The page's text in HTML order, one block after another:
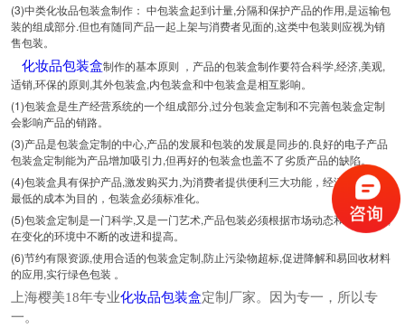
(3)中类化妆品包装盒制作： 中包装盒起到计量,分隔和保护产品的作用,是运输包
装的组成部分.但也有随同产品一起上架与消费者见面的,这类中包装则应视为销
售包装。
化妆品包装盒制作的基本原则 ，产品的包装盒制作要符合科学,经济,美观,
适销,环保的原则,其外包装盒,内包装盒和中包装盒是相互影响。
(1)包装盒是生产经营系统的一个组成部分,过分包装盒定制和不完善包装盒定制
会影响产品的销路。
(3)产品是包装盒定制的中心,产品的发展和包装的发展是同步的.良好的电子产品
包装盒定制能为产品增加吸引力,但再好的包装盒也盖不了劣质产品的缺陷。
(4)包装盒具有保护产品,激发购买力,为消费者提供便利三大功能，经济包装盒以
最低的成本为目的，包装盒必须标准化。
(5)包装盒定制是一门科学,又是一门艺术,产品包装必须根据市场动态和客户爱好,
在变化的环境中不断的改进和提高。
(6)节约有限资源,使用合适的包装盒定制,防止污染物超标,促进降解和易回收材料
的应用,实行绿色包装 。
上海樱美18年专业化妆品包装盒定制厂家。因为专一，所以专
一。